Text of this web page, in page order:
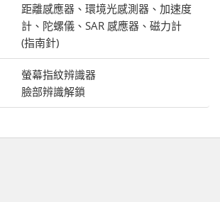
距離感應器、環境光感測器、加速度
計、陀螺儀、SAR 感應器、磁力計
(指南針)
螢幕指紋辨識器
臉部辨識解鎖